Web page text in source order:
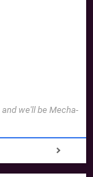
we'll be Mecha-